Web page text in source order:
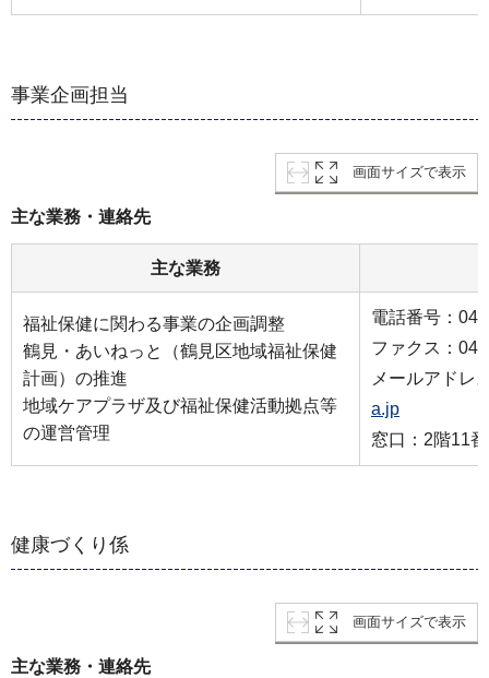
事業企画担当
画面サイズで表示
主な業務・連絡先
主な業務
福祉保健に関わる事業の企画調整
鶴見・あいねっと（鶴見区地域福祉保健
計画）の推進
地域ケアプラザ及び福祉保健活動拠点等
の運営管理
電話番号：
ファクス：
メールアドレ
a.jp
窓口：2階11
健康づくり係
画面サイズで表示
主な業務・連絡先